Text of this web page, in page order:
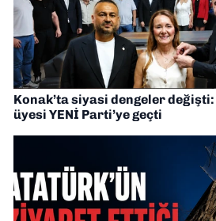
Konak’ta siyasi dengeler
üyesi YENİ Parti’ye geçti